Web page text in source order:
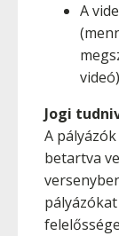
A
Jogi
A
betartva